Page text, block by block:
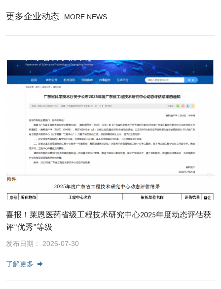
更多企业动态 MORE NEWS
喜报！莱恩医药省级工程技术研究中心2025年度动态评估获
评“优秀”等级
发布日期： 2026-07-30
了解更多